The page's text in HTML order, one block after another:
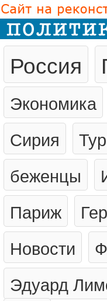
Россия
Экономика
Сирия
беженцы
Париж
Новости
Эдуард